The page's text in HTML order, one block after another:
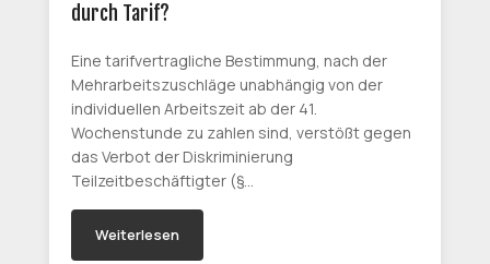
durch Tarif?
Eine tarifvertragliche Bestimmung, nach der
Mehrarbeitszuschläge unabhängig von der
individuellen Arbeitszeit ab der 41.
Wochenstunde zu zahlen sind, verstößt gegen
das Verbot der Diskriminierung
Teilzeitbeschäftigter (§…
Weiterlesen